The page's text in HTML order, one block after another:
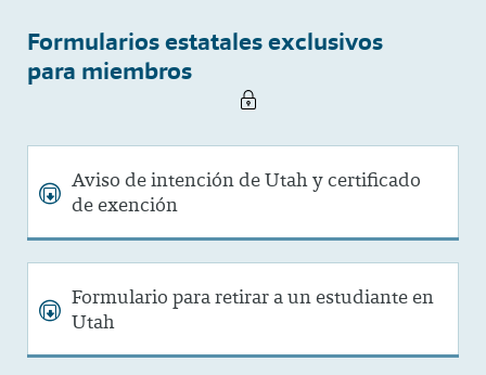
Formularios estatales exclusivos
para miembros
Aviso de intención de Utah y certificado
de exención
Formulario para retirar a un estudiante en
Utah